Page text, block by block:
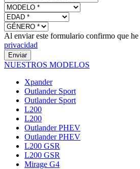
Al enviar este formulario confirmo que
privacidad
Enviar
NUESTROS MODELOS
Xpander
Outlander Sport
Outlander Sport
L200
L200
Outlander PHEV
Outlander PHEV
L200 GSR
L200 GSR
Mirage G4